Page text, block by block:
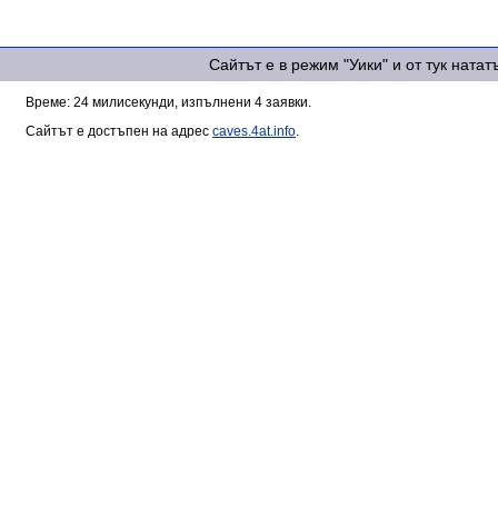
Сайтът е в режим "Уики" и от тук
Време: 24 милисекунди, изпълнени 4 заявки.
Сайтът е достъпен на адрес caves.4at.info.